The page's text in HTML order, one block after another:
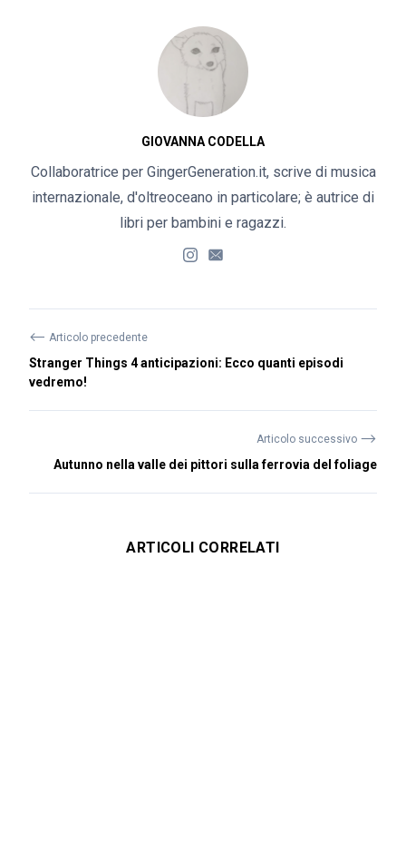
GIOVANNA CODELLA
Collaboratrice per GingerGeneration.it, scrive di musica
internazionale, d'oltreoceano in particolare; è autrice di
libri per bambini e ragazzi.
⟵ Articolo precedente
Stranger Things 4 anticipazioni: Ecco quanti episodi
vedremo!
Articolo successivo ⟶
Autunno nella valle dei pittori sulla ferrovia del foliage
ARTICOLI CORRELATI